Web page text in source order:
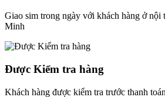
Giao sim trong ngày với khách hàng ở
Minh
Được Kiểm tra hàng
Khách hàng được kiểm tra trước thanh toán